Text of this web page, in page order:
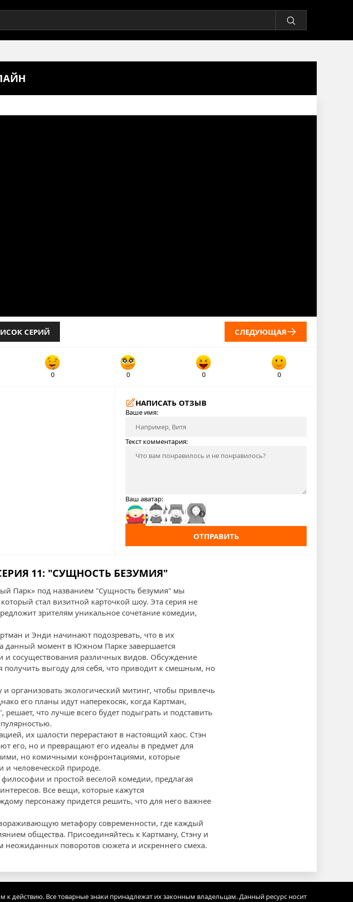
СЕРИЙ СЛЕДУЮЩАЯ
0 0 0 0
НАПИСАТЬ ОТЗЫВ
Ваше имя:
Текст комментария:
Ваш аватар:
ОТПРАВИТЬ
11: "СУЩНОСТЬ БЕЗУМИЯ"
Парк» под названием "Сущность безумия" мы
стал визитной карточкой шоу. Эта серия не
зрителям уникальное сочетание комедии,
и Энди начинают подозревать, что в их
данный момент в Южном Парке завершается
и сосуществования различных видов. Обсуждение
выгоду для себя, что приводит к смешным, но
организовать экологический митинг, чтобы привлечь
его планы идут наперекосяк, когда Картман,
что лучше всего будет подыграть и подставить
их шалости перерастают в настоящий хаос. Стэн
его, но и превращают его идеалы в предмет для
но комичными конфронтациями, которые
и человеческой природе.
и простой веселой комедии, предлагая
Все вещи, которые кажутся
персонажу придется решить, что для него важнее
метафору современности, где каждый
общества. Присоединяйтесь к Картману, Стэну и
поворотов сюжета и искреннего смеха.
действию. Все товарные знаки принадлежат их законным владельцам. Данный ресурс носит